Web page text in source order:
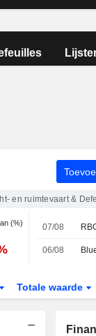
en ruimtevaart &
(%) 07/08
06/08
Totale waarde